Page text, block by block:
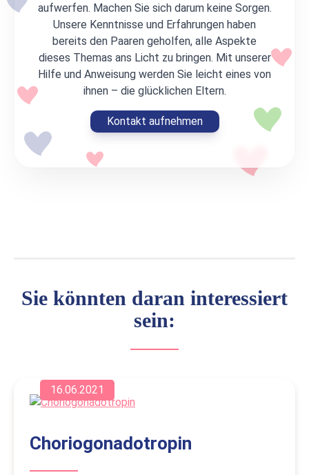
aufwerfen. Machen Sie sich darum keine Sorgen.
Unsere Kenntnisse und Erfahrungen haben
bereits den Paaren geholfen, alle Aspekte
dieses Themas ans Licht zu bringen. Mit unserer
Hilfe und Anweisung werden Sie leicht eines von
ihnen – die glücklichen Eltern.
Kontakt aufnehmen
Sie könnten daran interessiert
sein:
16.06.2021
Choriogonadotropin